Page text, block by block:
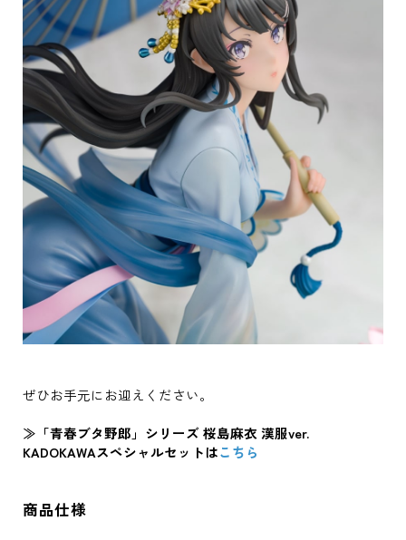
ぜひお手元にお迎えください。
≫「青春ブタ野郎」シリーズ 桜島麻衣 漢服ver.
KADOKAWAスペシャルセットはこちら
商品仕様